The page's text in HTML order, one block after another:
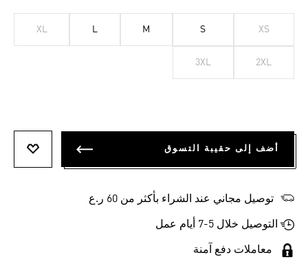
XS
S
M
L
XL
2XL
3XL
أضف إلى حقيبة التسوق
توصيل مجاني عند الشراء بأكثر من 60 ر.ع
التوصيل خلال 5-7 أيام عمل
معاملات دفع آمنة